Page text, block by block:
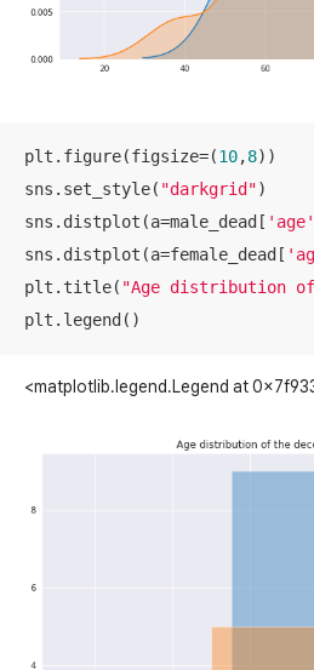
plt.figure(figsize=(10,8))
sns.set_style( "darkgrid")
sns.distplot(a=male_dead[ 'age'
sns.distplot(a=female_dead[
plt.title( "Age distribution of
plt.legend()
<matplotlib.legend.Legend at